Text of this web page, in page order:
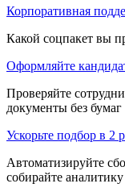
Корпоративная
Какой соцпакет вы
Оформляйте
Проверяйте
документы без
Ускорьте подбор в 2
Автоматизируйте
собирайте